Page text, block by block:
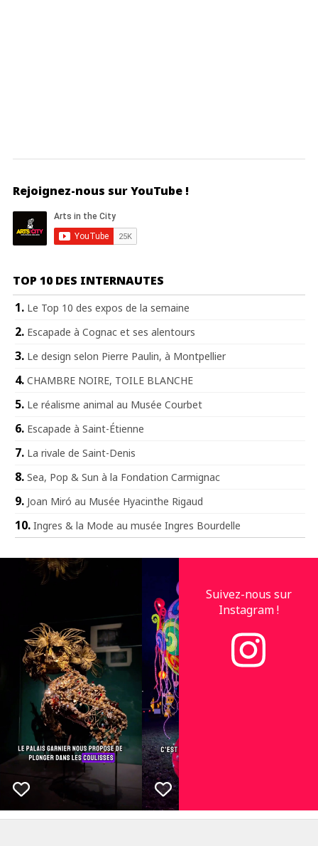
Rejoignez-nous sur YouTube !
TOP 10 DES INTERNAUTES
Le Top 10 des expos de la semaine
Escapade à Cognac et ses alentours
Le design selon Pierre Paulin, à Montpellier
CHAMBRE NOIRE, TOILE BLANCHE
Le réalisme animal au Musée Courbet
Escapade à Saint-Étienne
La rivale de Saint-Denis
Sea, Pop & Sun à la Fondation Carmignac
Joan Miró au Musée Hyacinthe Rigaud
Ingres & la Mode au musée Ingres Bourdelle
Suivez-nous sur
Instagram !